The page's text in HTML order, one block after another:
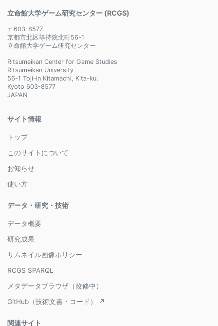
立命館大学ゲーム研究センター (RCGS)
〒603-8577
京都市北区等持院北町56-1
立命館大学ゲーム研究センター
Ritsumeikan Center for Game Studies
Ritsumeikan University
56-1 Toji-in Kitamachi, Kita-ku,
Kyoto 603-8577
JAPAN
サイト情報
トップ
このサイトについて
お知らせ
使い方
データ・研究・技術
データ概要
研究成果
サムネイル画像ポリシー
RCGS SPARQL
メタデータブラウザ（改修中）
GitHub（技術文書・コード） ↗
関連サイト